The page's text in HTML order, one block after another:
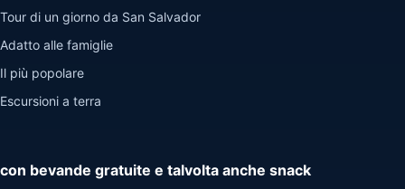
Tour di un giorno da San Salvador
Adatto alle famiglie
Il più popolare
Escursioni a terra
con bevande gratuite e talvolta anche snack